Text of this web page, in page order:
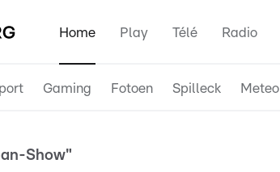
Home Play Télé Radio
Gaming Fotoen Spilleck Meteo
Show"